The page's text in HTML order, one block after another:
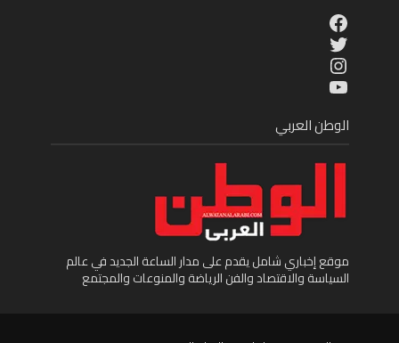
Facebook
Twitter
Instagram
YouTube
الوطن العربي
موقع إخباري شامل يقدم على مدار الساعة الجديد في عالم
السياسة والاقتصاد والفن الرياضة والمنوعات والمجتمع